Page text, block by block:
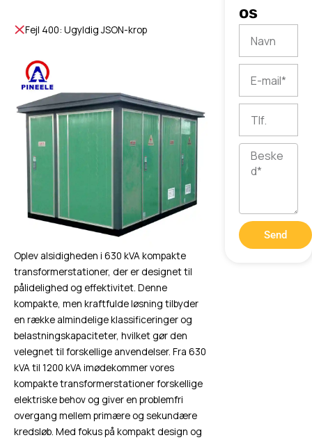
Fejl 400: Ugyldig JSON-krop
Oplev alsidigheden i 630 kVA kompakte
transformerstationer, der er designet til
pålidelighed og effektivitet. Denne
kompakte, men kraftfulde løsning tilbyder
en række almindelige klassificeringer og
belastningskapaciteter, hvilket gør den
velegnet til forskellige anvendelser. Fra 630
kVA til 1200 kVA imødekommer vores
kompakte transformerstationer forskellige
elektriske behov og giver en problemfri
overgang mellem primære og sekundære
kredsløb. Med fokus på kompakt design og
os
mail
Besked
Send